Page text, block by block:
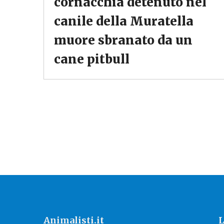
canile della Muratella
muore sbranato da un
cane pitbull
Animalisti.it